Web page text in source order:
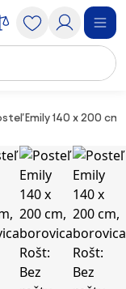
Emily 140 x 200